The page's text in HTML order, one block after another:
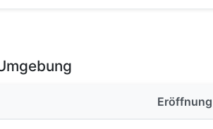
Eröffnung